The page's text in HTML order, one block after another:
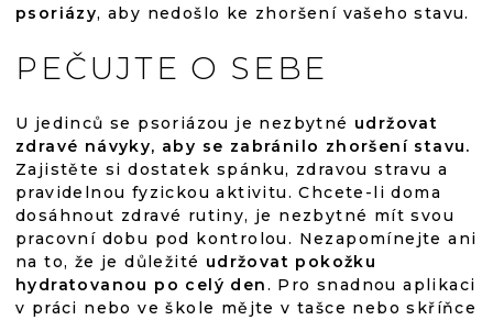
psoriázy, aby nedošlo ke zhoršení vašeho stavu.
PEČUJTE O SEBE
U jedinců se psoriázou je nezbytné udržovat
zdravé návyky, aby se zabránilo zhoršení stavu.
Zajistěte si dostatek spánku, zdravou stravu a
pravidelnou fyzickou aktivitu. Chcete-li doma
dosáhnout zdravé rutiny, je nezbytné mít svou
pracovní dobu pod kontrolou. Nezapomínejte ani
na to, že je důležité udržovat pokožku
hydratovanou po celý den. Pro snadnou aplikaci
v práci nebo ve škole mějte v tašce nebo skříňce